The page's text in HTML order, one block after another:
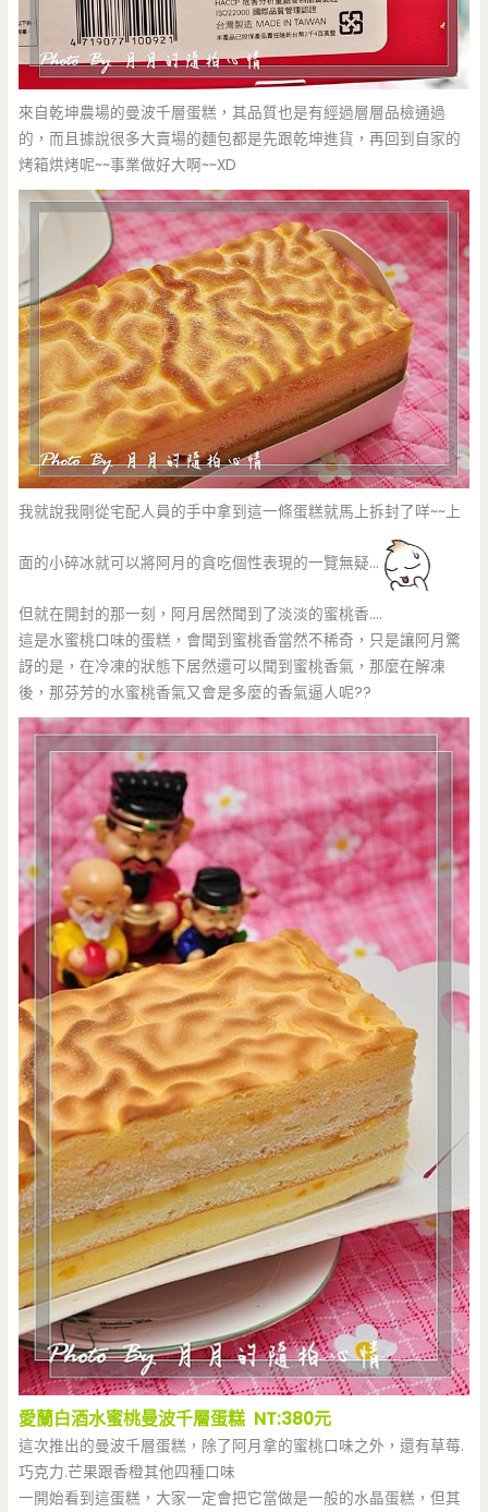
來自乾坤農場的曼波千層蛋糕，其品質也是有經過層層品檢通過
的，而且據說很多大賣場的麵包都是先跟乾坤進貨，再回到自家的
烤箱烘烤呢~~事業做好大啊~~XD
我就說我剛從宅配人員的手中拿到這一條蛋糕就馬上拆封了咩~~上
面的小碎冰就可以將阿月的貪吃個性表現的一覽無疑…
但就在開封的那一刻，阿月居然聞到了淡淡的蜜桃香….
這是水蜜桃口味的蛋糕，會聞到蜜桃香當然不稀奇，只是讓阿月驚
訝的是，在冷凍的狀態下居然還可以聞到蜜桃香氣，那麼在解凍
後，那芬芳的水蜜桃香氣又會是多麼的香氣逼人呢??
愛蘭白酒水蜜桃曼波千層蛋糕 NT:380元
這次推出的曼波千層蛋糕，除了阿月拿的蜜桃口味之外，還有草莓.
巧克力.芒果跟香橙其他四種口味
一開始看到這蛋糕，大家一定會把它當做是一般的水晶蛋糕，但其